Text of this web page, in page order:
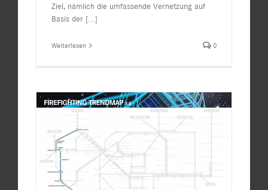
Ziel, nämlich die umfassende Vernetzung auf
Basis der [...]
Weiterlesen 0